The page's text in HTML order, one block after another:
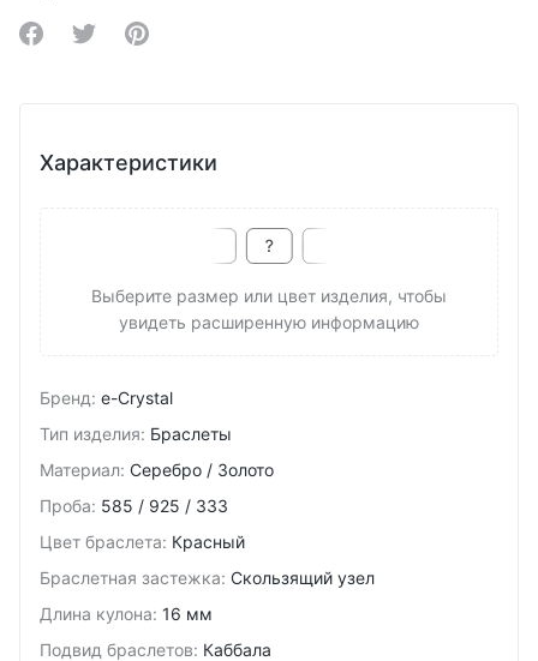
Share on Facebook
Share on Twitter
Share on Pinterest
Характеристики
Выберите размер или цвет изделия, чтобы
увидеть расширенную информацию
Бренд: e-Crystal
Тип изделия: Браслеты
Материал: Серебро / Золото
Проба: 585 / 925 / 333
Цвет браслета: Красный
Браслетная застежка: Скользящий узел
Длина кулона: 16 мм
Подвид браслетов: Каббала